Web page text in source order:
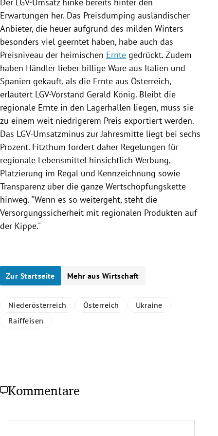
Erwartungen her. Das Preisdumping ausländischer
Anbieter, die heuer aufgrund des milden Winters
besonders viel geerntet haben, habe auch das
Preisniveau der heimischen Ernte gedrückt. Zudem
haben Händler lieber billige Ware aus Italien und
Spanien gekauft, als die Ernte aus Österreich,
erläutert LGV-Vorstand Gerald König. Bleibt die
regionale Ernte in den Lagerhallen liegen, muss sie
zu einem weit niedrigerem Preis exportiert werden.
Das LGV-Umsatzminus zur Jahresmitte liegt bei sechs
Prozent. Fitzthum fordert daher Regelungen für
regionale Lebensmittel hinsichtlich Werbung,
Platzierung im Regal und Kennzeichnung sowie
Transparenz über die ganze Wertschöpfungskette
hinweg. "Wenn es so weitergeht, steht die
Versorgungssicherheit mit regionalen Produkten auf
der Kippe."
Zur Startseite Mehr aus Wirtschaft
Niederösterreich Österreich
Ukraine
Raiffeisen
Kommentare